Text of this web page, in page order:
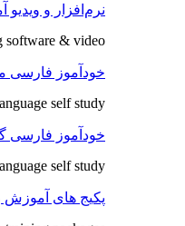
نرم‌افزار و
software & video
خودآموز فارسی
self study
خودآموز فارسی
self study
پکیج های آموزش